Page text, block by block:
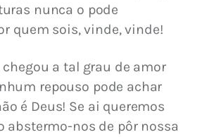
nunca o pode
quem sois, vinde, vinde!
chegou a tal grau de amor
repouso pode achar
é Deus! Se ai queremos
abstermo-nos de pôr nossa